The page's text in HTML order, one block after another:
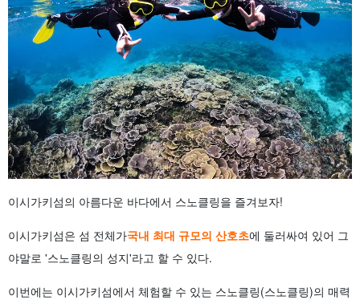
이시가키섬의 아름다운 바다에서 스노클링을 즐겨보자!
이시가키섬은 섬 전체가국내 최대 규모의 산호초에 둘러싸여 있어 그
야말로 '스노클링의 성지'라고 할 수 있다.
이번에는 이시가키섬에서 체험할 수 있는 스노클링(스노클링)의 매력